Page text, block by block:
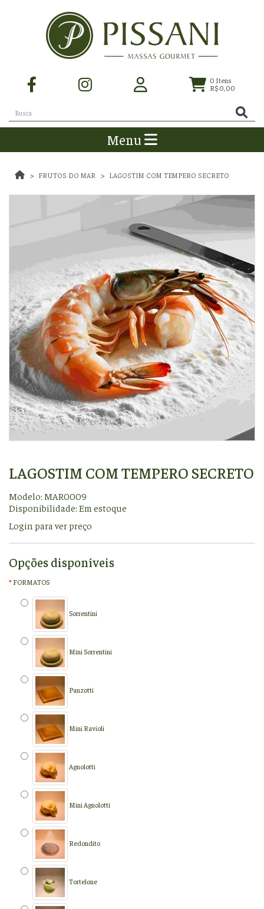
0 Itens
R$ 0,00
Menu
FRUTOS DO MAR LAGOSTIM COM TEMPERO SECRETO
LAGOSTIM COM TEMPERO SECRETO
Modelo: MAR0009
Disponibilidade: Em estoque
Login para ver preço
Opções disponíveis
FORMATOS
Sorrentini
Mini Sorrentini
Panzotti
Mini Ravioli
Agnolotti
Mini Agnolotti
Redondito
Tortelone